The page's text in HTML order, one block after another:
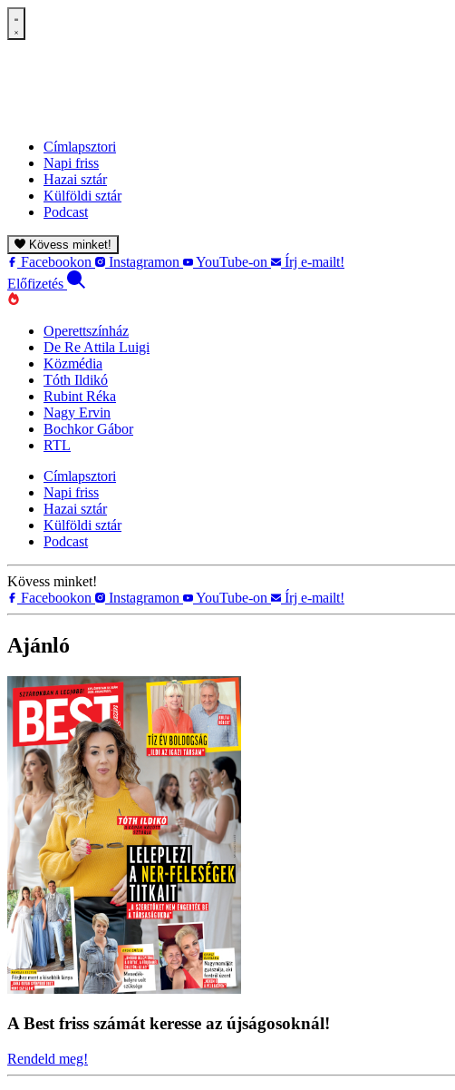
Címlapsztori
Napi friss
Hazai sztár
Külföldi sztár
Podcast
Kövess minket!
Facebookon Instagramon YouTube-on
Írj e-mailt!
Előfizetés
Operettszínház
De Re Attila Luigi
Közmédia
Tóth Ildikó
Rubint Réka
Nagy Ervin
Bochkor Gábor
RTL
Címlapsztori
Napi friss
Hazai sztár
Külföldi sztár
Podcast
Kövess minket!
Facebookon
Instagramon YouTube-on Írj e-mailt!
Ajánló
A Best friss számát keresse az újságosoknál!
Rendeld meg!